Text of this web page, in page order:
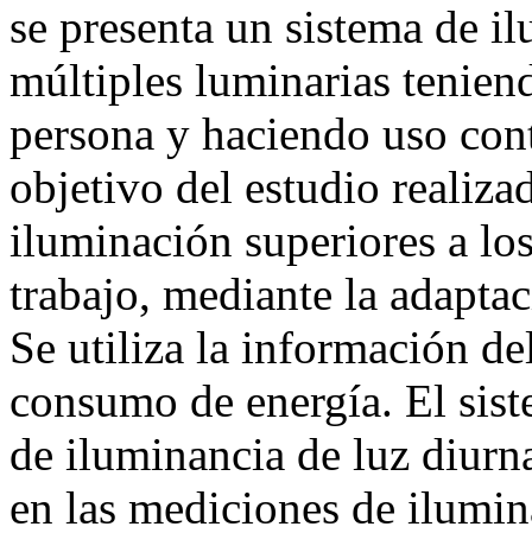
se presenta un sistema de
múltiples luminarias
persona y haciendo uso
objetivo del estudio
iluminación superiores a
trabajo, mediante la
Se utiliza la información
consumo de energía. El
de iluminancia de luz
en las mediciones de